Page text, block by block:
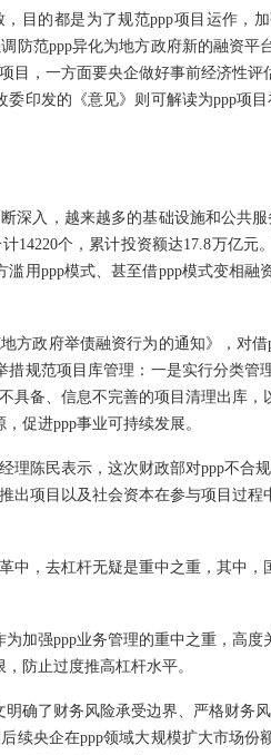
目的都是为了规范ppp项目运作，
防范ppp异化为地方政府新的融资平
目，一方面要央企做好事前经济性
印发的《意见》则可解读为ppp项
深入，越来越多的基础设施和公共
14220个，累计投资额达17.8万亿
滥用ppp模式、甚至借ppp模式变相
方政府举债融资行为的通知》，对借
措规范项目库管理：一是实行分类管
具备、信息不完善的项目清理出库
促进ppp事业可持续发展。
理陈民表示，这次财政部对ppp不合
出项目以及社会资本在参与项目过
中，去杠杆无疑是重中之重，其中
加强ppp业务管理的重中之重，高
防止过度推高杠杆水平。
明确了财务风险承受边界、严格财务
续央企在ppp领域大规模扩大市场